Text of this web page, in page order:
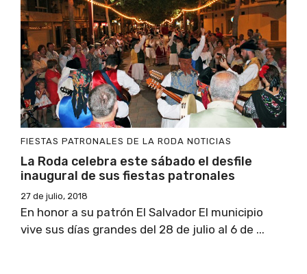
FIESTAS PATRONALES DE LA RODA NOTICIAS
La Roda celebra este sábado el desfile
inaugural de sus fiestas patronales
27 de julio, 2018
En honor a su patrón El Salvador El municipio
vive sus días grandes del 28 de julio al 6 de ...